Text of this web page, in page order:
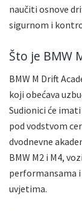
naučiti osnove
sigurnom i
Što je BMW
BMW M Drift
koji obećava
Sudionici će
pod vodstvom
dvodnevne
BMW M2 i M4,
performansama
uvjetima.